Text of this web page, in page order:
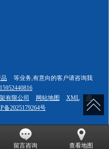
等业务,有意向的客户请咨询我
15952440816
有限公司 网站地图 XML
商
备2025179264号
留言咨询 查看地图